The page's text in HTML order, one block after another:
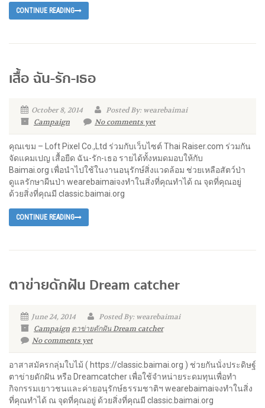
CONTINUE READING
เสื้อ ฉัน-รัก-เธอ
October 8, 2014
Posted By: wearebaimai
Campaign
No comments yet
คุณเขม – Loft Pixel Co.,Ltd ร่วมกับเว็บไซต์ Thai Raiser.com ร่วมกัน
จัดแคมเปญ เสื้อยืด ฉัน-รัก-เธอ รายได้ทั้งหมดมอบให้กับ
Baimai.org เพื่อนำไปใช้ในงานอนุรักษ์สิ่งแวดล้อม ช่วยเหลือสัตว์ป่า
ดูแลรักษาผืนป่า wearebaimaiจงทำในสิ่งที่คุณทำได้ ณ จุดที่คุณอยู่
ด้วยสิ่งที่คุณมี classic.baimai.org
CONTINUE READING
ตาข่ายดักฝัน Dream catcher
June 24, 2014
Posted By: wearebaimai
Campaign ตาข่ายดักฝัน Dream catcher
No comments yet
อาสาสมัครกลุ่มใบไม้ ( https://classic.baimai.org ) ช่วยกันนั่งประดิษฐ์
ตาข่ายดักฝัน หรือ Dreamcatcher เพื่อใช้จำหน่ายระดมทุนเพื่อทำ
กิจกรรมเยาวชนและค่ายอนุรักษ์ธรรมชาติฯ wearebaimaiจงทำในสิ่ง
ที่คุณทำได้ ณ จุดที่คุณอยู่ ด้วยสิ่งที่คุณมี classic.baimai.org